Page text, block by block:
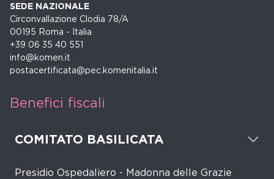
SEDE NAZIONALE
Circonvallazione Clodia 78/A
00195 Roma - Italia
+39 06 35 40 551
info@komen.it
postacertificata@pec.komenitalia.it
Benefici fiscali
COMITATO BASILICATA
Presidio Ospedaliero - Madonna delle Grazie